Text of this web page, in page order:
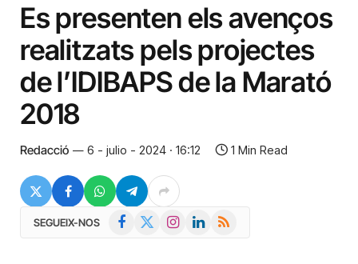
Es presenten els avenços
realitzats pels projectes
de l’IDIBAPS de la Marató
2018
Redacció 6 - julio - 2024 · 16:12 1 Min Read
SEGUEIX-NOS Facebook InstagramLinkedIn
RSS